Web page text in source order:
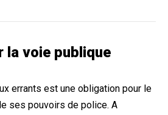
la voie publique
errants est une obligation pour le
ses pouvoirs de police. A